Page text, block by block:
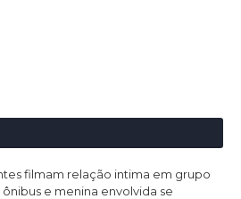
filmam relação intima em grupo
e menina envolvida se